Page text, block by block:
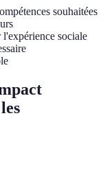
souhaitées
sociale